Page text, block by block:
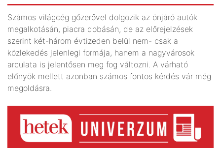
Számos világcég gőzerővel dolgozik az önjáró autók
megalkotásán, piacra dobásán, de az előrejelzések
szerint két-három évtizeden belül nem- csak a
közlekedés jelenlegi formája, hanem a nagyvárosok
arculata is jelentősen meg fog változni. A várható
előnyök mellett azonban számos fontos kérdés vár még
megoldásra.